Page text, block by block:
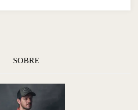
SOBRE